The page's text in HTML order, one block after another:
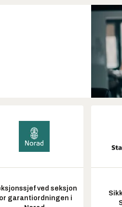
ved seksjon
garantiordningen i